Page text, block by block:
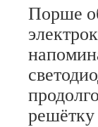
Порше
решётку